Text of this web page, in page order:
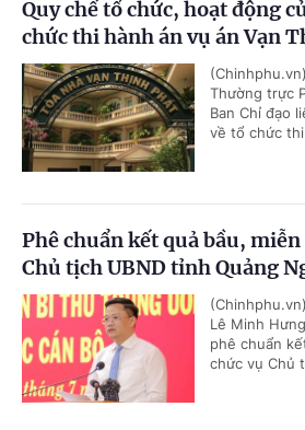
Quy chế tổ chức, hoạt động
chức thi hành án vụ án Vạn
Thường trực
Ban Chỉ đạo
về tổ chức
Phê chuẩn kết quả bầu,
Chủ tịch UBND tỉnh Quảng
Lê Minh
phê chuẩn
chức vụ Chủ